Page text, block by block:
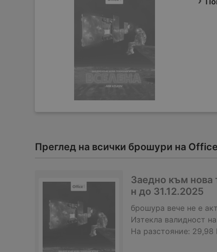
Преглед на всички брошури на
Заедно към нова
н до 31.12.2025
брошура вече не е
Изтекла валидност
На разстояние: 29,98